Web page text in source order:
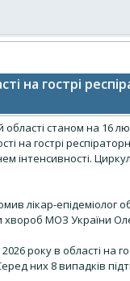
на гострі
станом на 16
на гострі
інтенсивності.
лікар-епідеміолог
хвороб МОЗ України
року в області на
них 8 випадків